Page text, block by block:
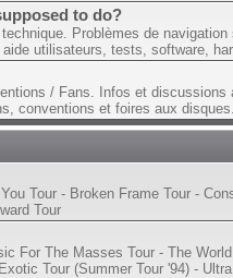
to do?
Problèmes de navigation
utilisateurs, tests, software,
/ Fans. Infos et discussions
conventions et foires aux
Tour - Broken Frame Tour -
Tour
For The Masses Tour - The
Tour (Summer Tour '94) -